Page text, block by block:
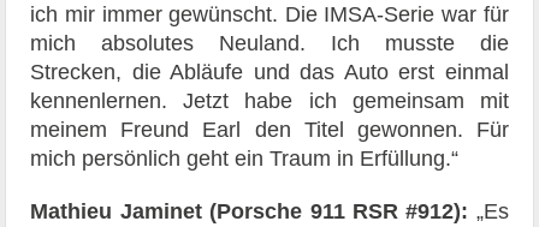
ich mir immer gewünscht. Die IMSA-Serie war für
mich absolutes Neuland. Ich musste die
Strecken, die Abläufe und das Auto erst einmal
kennenlernen. Jetzt habe ich gemeinsam mit
meinem Freund Earl den Titel gewonnen. Für
mich persönlich geht ein Traum in Erfüllung.“
Mathieu Jaminet (Porsche 911 RSR #912): „Es